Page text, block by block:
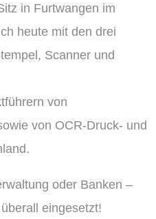
in Furtwangen im
heute mit den drei
Scanner und
von
von OCR-Druck- und
oder Banken –
eingesetzt!